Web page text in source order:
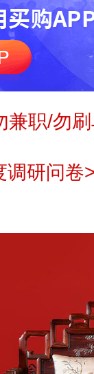
兼职/勿
调研问卷